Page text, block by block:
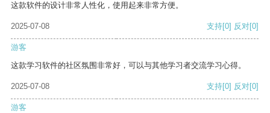
这款软件的设计非常人性化，使用起来非常方便。
2025-07-08 支持[0] 反对[0]
游客
这款学习软件的社区氛围非常好，可以与其他学习者交流学习心得。
2025-07-08 支持[0] 反对[0]
游客